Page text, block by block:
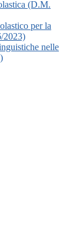
(D.M.
per la
2023)
nelle